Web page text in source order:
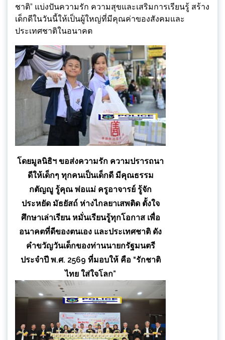
ชาติ” แบ่งปันความรัก ความสุขและเสริมการเรียนรู้ สร้าง
เด็กดีในวันนี้ให้เป็นผู้ใหญ่ที่มีคุณค่าของสังคมและ
ประเทศชาติในอนาคต
โดยมูลนิธิฯ ขอส่งความรัก ความปรารถนา
ดีให้เด็กๆ ทุกคนเป็นเด็กดี มีคุณธรรม
กตัญญู รู้คุณ พ่อแม่ ครูอาจารย์ รู้จัก
ประหยัด มัธยัสถ์ ห่างไกลยาเสพติด ตั้งใจ
ศึกษาเล่าเรียน หมั่นเรียนรู้ทุกโอกาส เพื่อ
อนาคตที่ดีของตนเอง และประเทศชาติ ดัง
คำขวัญวันเด็กของท่านนายกรัฐมนตรี
ประจำปี พ.ศ. 2569 ที่มอบให้ คือ “รักชาติ
ไทย ใส่ใจโลก”